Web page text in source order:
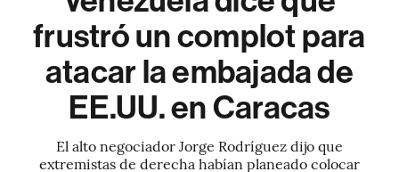
frustró un complot para
atacar la embajada de
EE.UU. en Caracas
El alto negociador Jorge Rodríguez dijo que
extremistas de derecha habían planeado colocar